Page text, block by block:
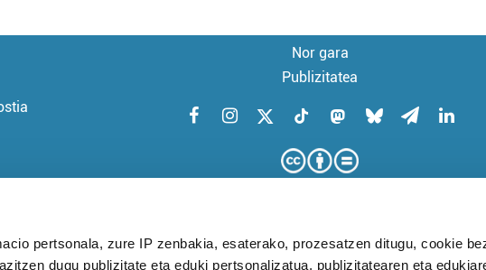
pertsonala, zure IP zenbakia, esaterako, prozesatzen ditugu, cookie
dugu publizitate eta eduki pertsonalizatua, publizitatearen eta
Nor gara
Publizitatea